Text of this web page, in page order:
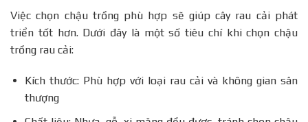
Việc chọn chậu trồng phù hợp sẽ giúp cây rau cải phát
triển tốt hơn. Dưới đây là một số tiêu chí khi chọn chậu
trồng rau cải:
Kích thước: Phù hợp với loại rau cải và không gian sân
thượng